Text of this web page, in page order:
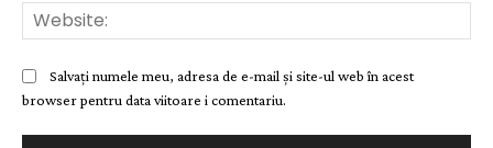
Salvați numele meu, adresa de e-mail și site-ul web în acest
browser pentru data viitoare i comentariu.